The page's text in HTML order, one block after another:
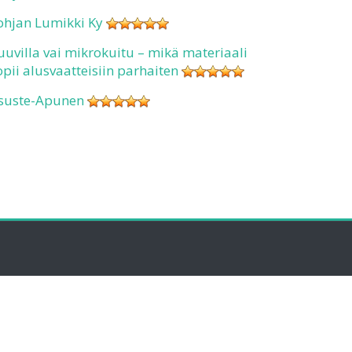
Lumikki Ky
vai mikrokuitu – mikä materiaali
alusvaatteisiin parhaiten
Apunen